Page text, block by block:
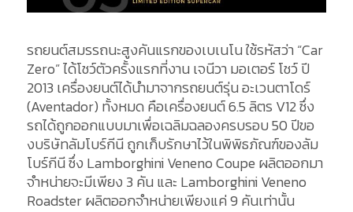
รถยนต์สมรรถนะสูงคันแรกของเบเนโน ใช้รหัสว่า “Car
Zero” ได้โชว์ตัวครั้งแรกที่งาน เจนีวา มอเตอร์ โชว์ ปี
2013 เครื่องยนต์ได้นำมาจากรถยนต์รุ่น อะเวนตาโดร์
(Aventador) ทั้งหมด คือเครื่องยนต์ 6.5 ลิตร V12 ซึ่ง
รถได้ถูกออกแบบมาเพื่อเฉลิมฉลองครบรอบ 50 ปีขอ
งบริษัทลัมโบร์กีนี ถูกเก็บรักษาไว้ในพิพิธภัณฑ์ของลัม
โบร์กีนี ซึ่ง Lamborghini Veneno Coupe ผลิตออกมา
จำหน่ายจะมีเพียง 3 คัน และ Lamborghini Veneno
Roadster ผลิตออกจำหน่ายเพียงแค่ 9 คันเท่านั้น